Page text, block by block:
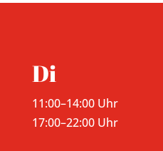
Di
11:00–14:00 Uhr
17:00–22:00 Uhr